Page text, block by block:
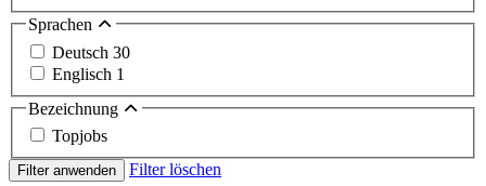
Sprachen
Deutsch 30
Englisch 1
Bezeichnung
Topjobs
Filter anwenden Filter löschen